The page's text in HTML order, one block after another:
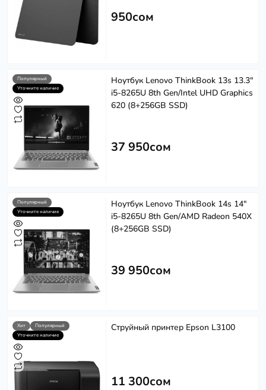
950сом
Популярный
Уточните наличие
Ноутбук Lenovo ThinkBook 13s 13.3"
i5-8265U 8th Gen/Intel UHD Graphics
620 (8+256GB SSD)
37 950сом
Популярный
Уточните наличие
Ноутбук Lenovo ThinkBook 14s 14"
i5-8265U 8th Gen/AMD Radeon 540X
(8+256GB SSD)
39 950сом
Хит
Популярный
Уточните наличие
Струйный принтер Epson L3100
11 300сом